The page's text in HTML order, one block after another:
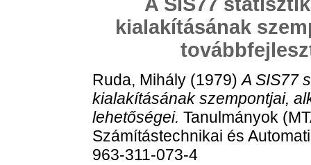
kialakításának
Ruda, Mihály (1979)A SIS77
kialakításának szempontjai,
lehetőségei. Tanulmányok
Számítástechnikai és
963-311-073-4